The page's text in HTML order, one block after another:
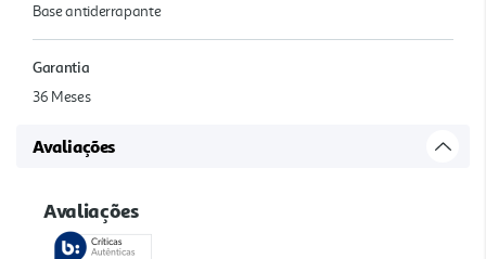
Base antiderrapante
Garantia
36 Meses
Avaliações